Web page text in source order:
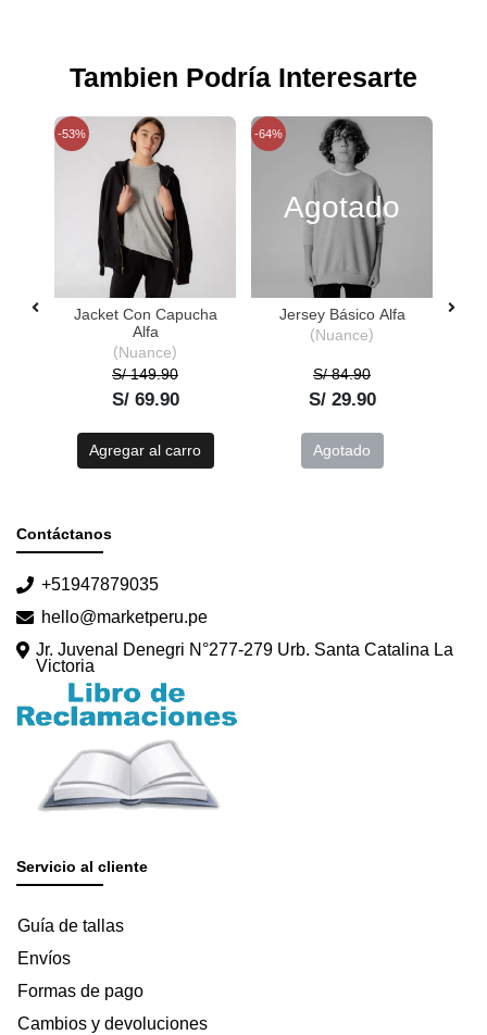
Tambien Podría Interesarte
-53%
Jacket Con Capucha
Alfa
Nuance
S/ 149.90
S/ 69.90
Agregar al carro
-64%
Agotado
Jersey Básico Alfa
Nuance
S/ 84.90
S/ 29.90
Agotado
Contáctanos
+51947879035
hello@marketperu.pe
Jr. Juvenal Denegri N°277-279 Urb. Santa Catalina La
Victoria
Servicio al cliente
Guía de tallas
Envíos
Formas de pago
Cambios y devoluciones